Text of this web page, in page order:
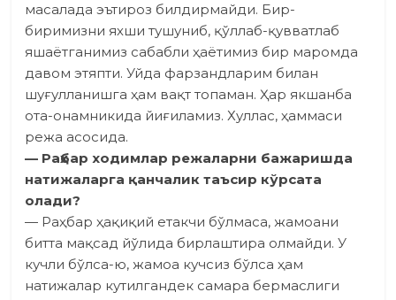
масалада эътироз билдирмайди. Бир-
биримизни яхши тушуниб, қўллаб-қувватлаб
яшаётганимиз сабабли ҳаётимиз бир маромда
давом этяпти. Уйда фарзандларим билан
шуғулланишга ҳам вақт топаман. Ҳар якшанба
ота-онамникида йиғиламиз. Хуллас, ҳаммаси
режа асосида.
— Раҳбар ходимлар режаларни бажаришда
натижаларга қанчалик таъсир кўрсата
олади?
— Раҳбар ҳақиқий етакчи бўлмаса, жамоани
битта мақсад йўлида бирлаштира олмайди. У
кучли бўлса-ю, жамоа кучсиз бўлса ҳам
натижалар кутилгандек самара бермаслиги